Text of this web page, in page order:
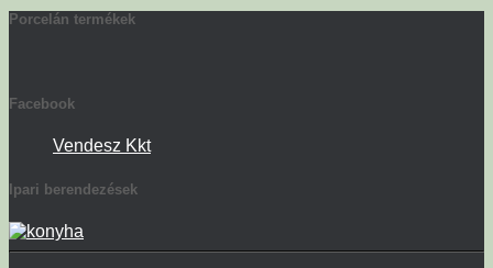
Porcelán termékek
Facebook
Vendesz Kkt
Ipari berendezések